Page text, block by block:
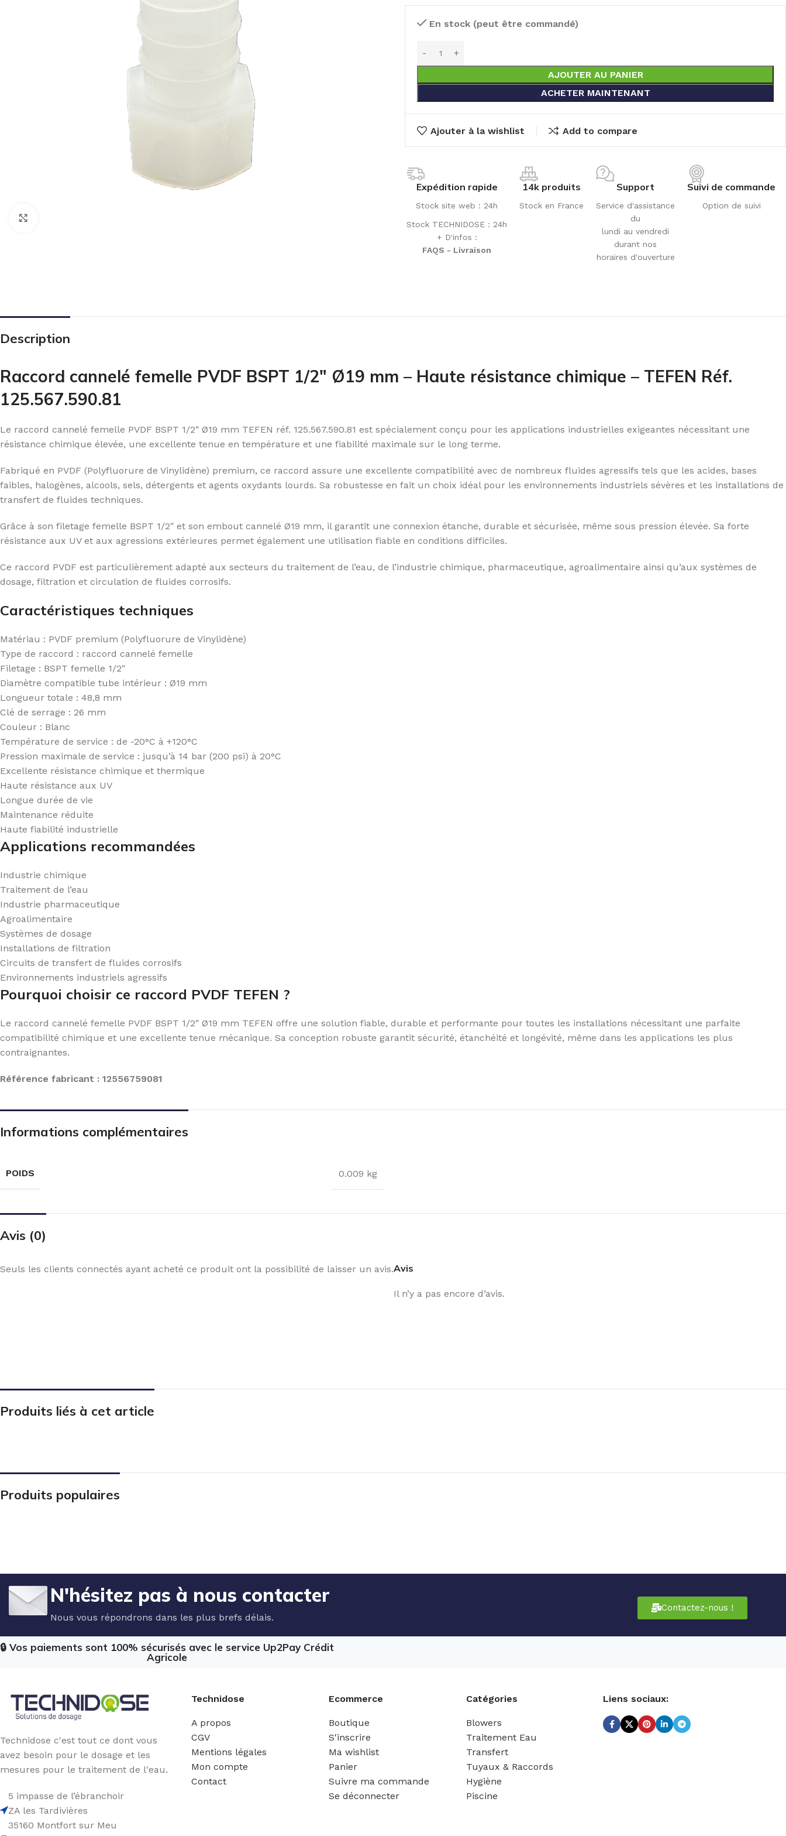
En stock (peut être commandé)
AJOUTER AU PANIER
ACHETER MAINTENANT
Ajouter à la wishlist Add to compare
Expédition rapide
Stock site web : 24h
Stock TECHNIDOSE : 24h
+ D'infos :
FAQS - Livraison
14k produits
Stock en France
Support
Service d'assistance
du
lundi au vendredi
durant nos
horaires d'ouverture
Suivi de commande
Option de suivi
Description
Raccord cannelé femelle PVDF BSPT 1/2″ Ø19 mm – Haute résistance chimique – TEFEN Réf.
125.567.590.81
Le raccord cannelé femelle PVDF BSPT 1/2″ Ø19 mm TEFEN réf. 125.567.590.81 est spécialement conçu pour les applications industrielles exigeantes nécessitant une
résistance chimique élevée, une excellente tenue en température et une fiabilité maximale sur le long terme.
Fabriqué en PVDF (Polyfluorure de Vinylidène) premium, ce raccord assure une excellente compatibilité avec de nombreux fluides agressifs tels que les acides, bases
faibles, halogènes, alcools, sels, détergents et agents oxydants lourds. Sa robustesse en fait un choix idéal pour les environnements industriels sévères et les installations de
transfert de fluides techniques.
Grâce à son filetage femelle BSPT 1/2″ et son embout cannelé Ø19 mm, il garantit une connexion étanche, durable et sécurisée, même sous pression élevée. Sa forte
résistance aux UV et aux agressions extérieures permet également une utilisation fiable en conditions difficiles.
Ce raccord PVDF est particulièrement adapté aux secteurs du traitement de l’eau, de l’industrie chimique, pharmaceutique, agroalimentaire ainsi qu’aux systèmes de
dosage, filtration et circulation de fluides corrosifs.
Caractéristiques techniques
Matériau : PVDF premium (Polyfluorure de Vinylidène)
Type de raccord : raccord cannelé femelle
Filetage : BSPT femelle 1/2″
Diamètre compatible tube intérieur : Ø19 mm
Longueur totale : 48,8 mm
Clé de serrage : 26 mm
Couleur : Blanc
Température de service : de -20°C à +120°C
Pression maximale de service : jusqu’à 14 bar (200 psi) à 20°C
Excellente résistance chimique et thermique
Haute résistance aux UV
Longue durée de vie
Maintenance réduite
Haute fiabilité industrielle
Applications recommandées
Industrie chimique
Traitement de l’eau
Industrie pharmaceutique
Agroalimentaire
Systèmes de dosage
Installations de filtration
Circuits de transfert de fluides corrosifs
Environnements industriels agressifs
Pourquoi choisir ce raccord PVDF TEFEN ?
Le raccord cannelé femelle PVDF BSPT 1/2″ Ø19 mm TEFEN offre une solution fiable, durable et performante pour toutes les installations nécessitant une parfaite
compatibilité chimique et une excellente tenue mécanique. Sa conception robuste garantit sécurité, étanchéité et longévité, même dans les applications les plus
contraignantes.
Référence fabricant : 12556759081
Informations complémentaires
POIDS 0.009 kg
Avis (0)
Avis
Il n’y a pas encore d’avis.
Seuls les clients connectés ayant acheté ce produit ont la possibilité de laisser un avis.
Produits liés à cet article
Produits populaires
N'hésitez pas à nous contacter
Nous vous répondrons dans les plus brefs délais.
Contactez-nous !
🔒 Vos paiements sont 100% sécurisés avec le service Up2Pay Crédit
Agricole
Technidose c'est tout ce dont vous
avez besoin pour le dosage et les
mesures pour le traitement de l'eau.
5 impasse de l’ébranchoir
ZA les Tardivières
35160 Montfort sur Meu
Technidose
A propos
CGV
Mentions légales
Mon compte
Contact
Ecommerce
Boutique
S'inscrire
Ma wishlist
Panier
Suivre ma commande
Se déconnecter
Catégories
Blowers
Traitement Eau
Transfert
Tuyaux & Raccords
Hygiène
Piscine
Liens sociaux: